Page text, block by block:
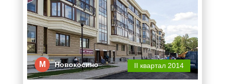
М Новокосино II квартал 2014